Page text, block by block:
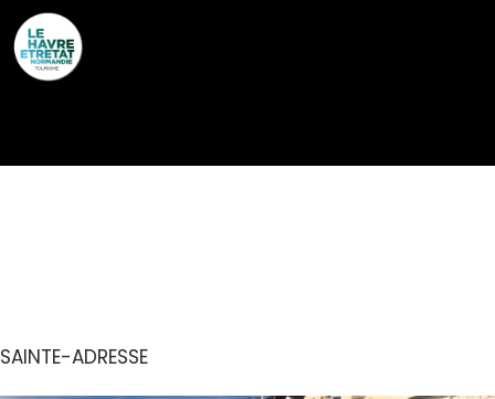
SAINTE-ADRESSE
Cookies management panel